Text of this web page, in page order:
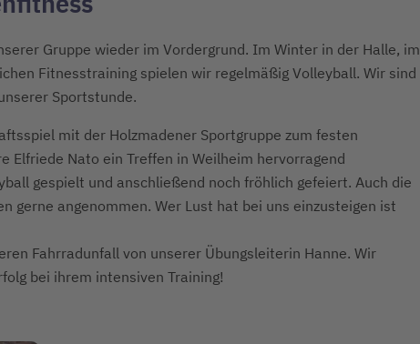
Gruppe wieder im Vordergrund. Im Winter in der Halle, im
Fitnesstraining spielen wir regelmäßig Volleyball. Wir sind
Sportstunde.
mit der Holzmadener Sportgruppe zum festen
Elfriede Nato ein Treffen in Weilheim hervorragend
gespielt und anschließend noch fröhlich gefeiert. Auch die
gerne angenommen. Wer Lust hat bei uns einzusteigen ist
Fahrradunfall von unserer Übungsleiterin Hanne. Wir
bei ihrem intensiven Training!